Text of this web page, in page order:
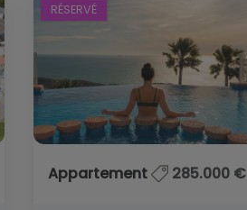
RÉSERVÉ
Appartement 285.000 €